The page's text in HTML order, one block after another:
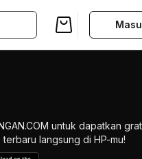
untuk dapatkan
langsung di HP-mu!